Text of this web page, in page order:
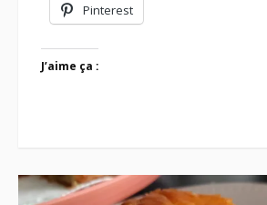
Pinterest
J’aime ça :